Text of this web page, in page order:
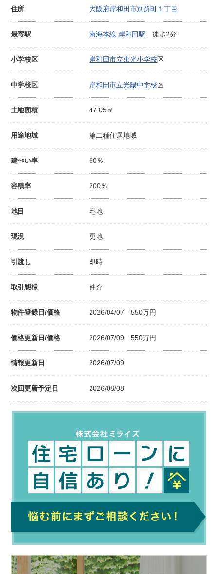
住所 大阪府岸和田市別所町１丁目
最寄駅 南海本線 岸和田駅 徒歩2分
小学校区 岸和田市立東光小学校区
中学校区 岸和田市立光陽中学校区
土地面積 47.05㎡
用途地域 第二種住居地域
建ぺい率 60％
容積率 200％
地目 宅地
現況 更地
引渡し 即時
取引態様 仲介
物件登録日/価格 2026/04/07 550万円
価格更新日/価格 2026/07/09550万円
情報更新日 2026/07/09
次回更新予定日 2026/08/08